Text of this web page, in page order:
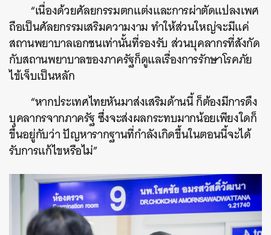
“เนื่องด้วยศัลยกรรมตกแต่งและการผ่าตัดแปลงเพศ
ถือเป็นศัลยกรรมเสริมความงาม ทำให้ส่วนใหญ่จะมีแค่
สถานพยาบาลเอกชนเท่านั้นที่รองรับ ส่วนบุคลากรที่สังกัด
กับสถานพยาบาลของภาครัฐก็ดูแลเรื่องการรักษาโรคภัย
ไข้เจ็บเป็นหลัก
“หากประเทศไทยหันมาส่งเสริมด้านนี้ ก็ต้องมีการดึง
บุคลากรจากภาครัฐ ซึ่งจะส่งผลกระทบมากน้อยเพียงใดก็
ขึ้นอยู่กับว่า ปัญหารากฐานที่กำลังเกิดขึ้นในตอนนี้จะได้
รับการแก้ไขหรือไม่”